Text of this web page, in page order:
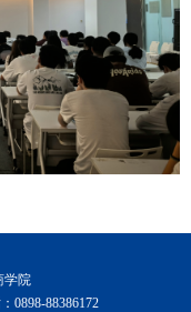
学院
0898-88386172